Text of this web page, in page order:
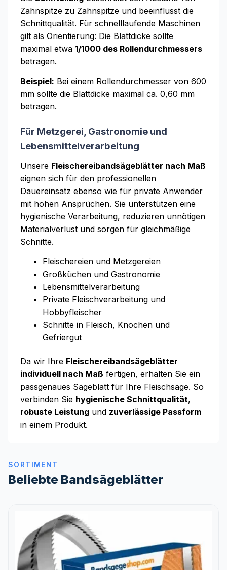
Zahnspitze zu Zahnspitze und beeinflusst die
Schnittqualität. Für schnelllaufende Maschinen
gilt als Orientierung: Die Blattdicke sollte
maximal etwa 1/1000 des Rollendurchmessers
betragen.
Beispiel: Bei einem Rollendurchmesser von 600
mm sollte die Blattdicke maximal ca. 0,60 mm
betragen.
Für Metzgerei, Gastronomie und
Lebensmittelverarbeitung
Unsere Fleischereibandsägeblätter nach Maß
eignen sich für den professionellen
Dauereinsatz ebenso wie für private Anwender
mit hohen Ansprüchen. Sie unterstützen eine
hygienische Verarbeitung, reduzieren unnötigen
Materialverlust und sorgen für gleichmäßige
Schnitte.
Fleischereien und Metzgereien
Großküchen und Gastronomie
Lebensmittelverarbeitung
Private Fleischverarbeitung und
Hobbyfleischer
Schnitte in Fleisch, Knochen und
Gefriergut
Da wir Ihre Fleischereibandsägeblätter
individuell nach Maß fertigen, erhalten Sie ein
passgenaues Sägeblatt für Ihre Fleischsäge. So
verbinden Sie hygienische Schnittqualität,
robuste Leistung und zuverlässige Passform
in einem Produkt.
SORTIMENT
Beliebte Bandsägeblätter